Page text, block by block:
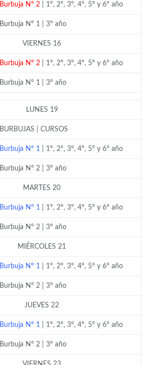
Burbuja N° 2| 1°, 2°, 3°, 4°, 5° y 6° año
Burbuja N° 1 | 3° año
VIERNES 16
Burbuja N° 2| 1°, 2°, 3°, 4°, 5° y 6° año
Burbuja N° 1 | 3° año
LUNES 19
BURBUJAS | CURSOS
Burbuja N° 1| 1°, 2°, 3°, 4°, 5° y 6° año
Burbuja N° 2 | 3° año
MARTES 20
Burbuja N° 1| 1°, 2°, 3°, 4°, 5° y 6° año
Burbuja N° 2 | 3° año
MIÉRCOLES 21
Burbuja N° 1| 1°, 2°, 3°, 4°, 5° y 6° año
Burbuja N° 2 | 3° año
JUEVES 22
Burbuja N° 1| 1°, 2°, 3°, 4°, 5° y 6° año
Burbuja N° 2 | 3° año